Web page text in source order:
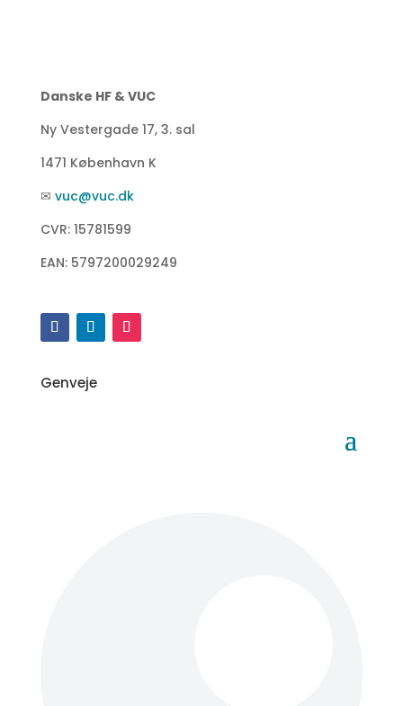
Danske HF & VUC
Ny Vestergade 17, 3. sal
1471 København K
✉ vuc@vuc.dk
CVR: 15781599
EAN: 5797200029249
Genveje